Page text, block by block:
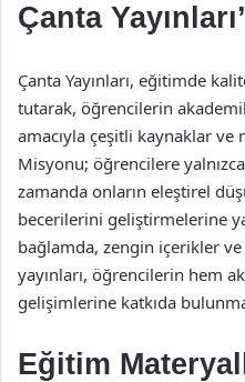
Çanta
Çanta Yayınları, eğitimde
tutarak, öğrencilerin
amacıyla çeşitli kaynaklar
Misyonu; öğrencilere
zamanda onların eleştirel
becerilerini geliştirmelerine
bağlamda, zengin içerikler
yayınları, öğrencilerin hem
gelişimlerine katkıda
Eğitim